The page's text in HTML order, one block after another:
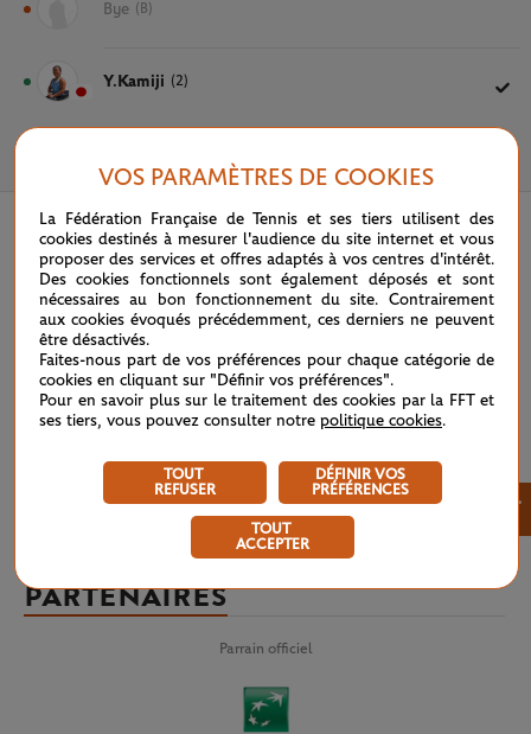
Bye (B)
Y.Kamiji (2)
PARTENAIRES
Parrain officiel
VOS PARAMÈTRES DE COOKIES
La Fédération Française de Tennis et ses tiers utilisent des
cookies destinés à mesurer l'audience du site internet et vous
proposer des services et offres adaptés à vos centres d'intérêt.
Des cookies fonctionnels sont également déposés et sont
nécessaires au bon fonctionnement du site. Contrairement
aux cookies évoqués précédemment, ces derniers ne peuvent
être désactivés.
Faites-nous part de vos préférences pour chaque catégorie de
cookies en cliquant sur "Définir vos préférences".
Pour en savoir plus sur le traitement des cookies par la FFT et
ses tiers, vous pouvez consulter notre politique cookies.
TOUT
REFUSER
DÉFINIR VOS
PRÉFÉRENCES
TOUT
ACCEPTER